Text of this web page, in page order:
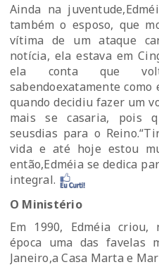
Ainda na
também o esposo, que
vítima de um ataque
notícia, ela estava em
ela conta que
sabendoexatamente como
quando decidiu fazer um
mais se casaria, pois
seusdias para o
vida e até hoje estou
então,Edméia se dedica
integral.
O Ministério
Em 1990, Edméia
época uma das favelas
Janeiro,a Casa Marta e